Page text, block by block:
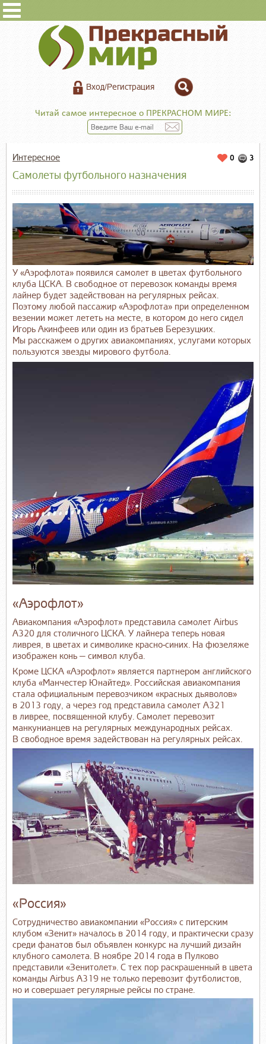
Вход/Регистрация
Читай самое интересное о ПРЕКРАСНОМ МИРЕ:
3
0
Интересное
Самолеты футбольного назначения
У «Аэрофлота» появился самолет в цветах футбольного
клуба ЦСКА. В свободное от перевозок команды время
лайнер будет задействован на регулярных рейсах.
Поэтому любой пассажир «Аэрофлота» при определенном
везении может лететь на месте, в котором до него сидел
Игорь Акинфеев или один из братьев Березуцких.
Мы расскажем о других авиакомпаниях, услугами которых
пользуются звезды мирового футбола.
«Аэрофлот»
Авиакомпания «Аэрофлот» представила самолет Airbus
A320 для столичного ЦСКА. У лайнера теперь новая
ливрея, в цветах и символике красно‑синих. На фюзеляже
изображен конь — символ клуба.
Кроме ЦСКА «Аэрофлот» является партнером английского
клуба «Манчестер Юнайтед». Российская авиакомпания
стала официальным перевозчиком «красных дьяволов»
в 2013 году, а через год представила самолет А321
в ливрее, посвященной клубу. Самолет перевозит
манкунианцев на регулярных международных рейсах.
В свободное время задействован на регулярных рейсах.
«Россия»
Сотрудничество авиакомпании «Россия» с питерским
клубом «Зенит» началось в 2014 году, и практически сразу
среди фанатов был объявлен конкурс на лучший дизайн
клубного самолета. В ноябре 2014 года в Пулково
представили «Зенитолет». С тех пор раскрашенный в цвета
команды Airbus A319 не только перевозит футболистов,
но и совершает регулярные рейсы по стране.